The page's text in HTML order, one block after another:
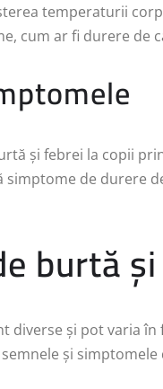
temperaturii
cum ar fi durere de
și febrei la copii
de durere
burtă
și pot varia
și